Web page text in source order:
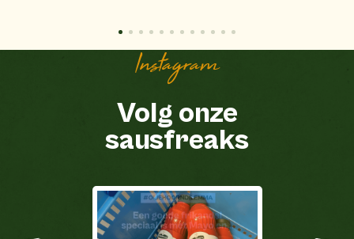
Instagram
Volg onze
sausfreaks